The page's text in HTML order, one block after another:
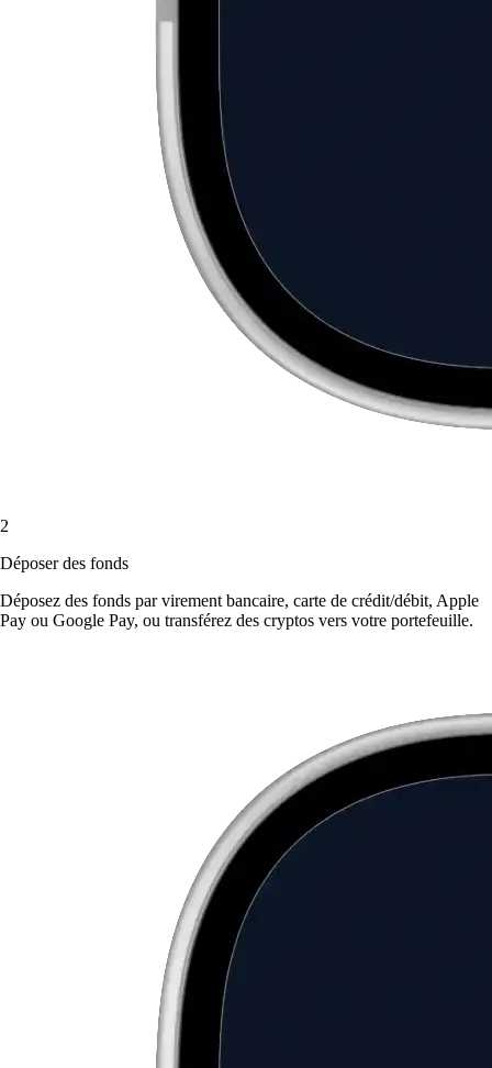
2
Déposer des fonds
Déposez des fonds par virement bancaire, carte de crédit/débit, Apple
Pay ou Google Pay, ou transférez des cryptos vers votre portefeuille.